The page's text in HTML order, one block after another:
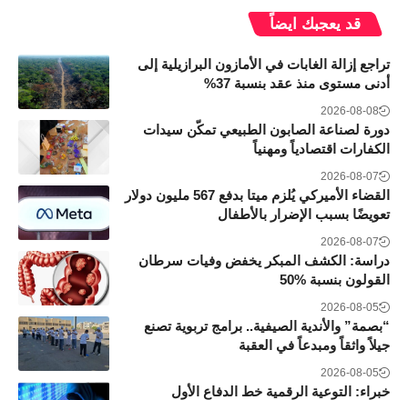
قد يعجبك ايضاً
تراجع إزالة الغابات في الأمازون البرازيلية إلى
أدنى مستوى منذ عقد بنسبة 37%
2026-08-08
دورة لصناعة الصابون الطبيعي تمكّن سيدات
الكفارات اقتصادياً ومهنياً
2026-08-07
القضاء الأميركي يُلزم ميتا بدفع 567 مليون دولار
تعويضًا بسبب الإضرار بالأطفال
2026-08-07
دراسة: الكشف المبكر يخفض وفيات سرطان
القولون بنسبة 50‎%‎
2026-08-05
“بصمة” والأندية الصيفية.. برامج تربوية تصنع
جيلاً واثقاً ومبدعاً في العقبة
2026-08-05
خبراء: التوعية الرقمية خط الدفاع الأول